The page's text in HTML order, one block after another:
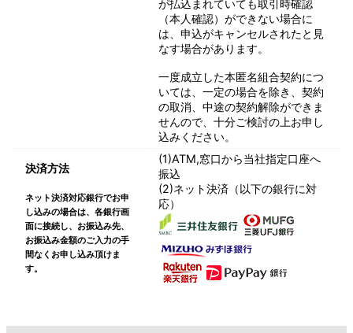
が払込まれていても取引時確認
（本人確認）ができない場合に
は、申込がキャンセルされたと見
なす場合があります。
一度成立した本匿名組合契約につ
いては、一定の場合を除き、契約
の取消、中途の契約解除ができま
せんので、十分ご検討の上お申し
込みください。
決済方法
ネット決済対応銀行でお申
し込みの場合は、各銀行画
面に接続し、お振込み先、
お振込み金額のご入力の手
間なくお申し込み頂けま
す。
(1)ATM,窓口から当社指定口座へ
振込
(2)ネット決済（以下の銀行に対
応）